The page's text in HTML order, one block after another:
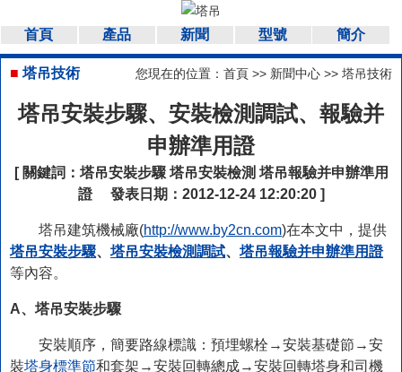
首頁 產品 新聞 型號 簡介
■ 塔吊技術 您現在的位置： 首頁 >> 新聞中心 >> 塔吊技術
塔吊安裝步驟、安裝檢測調試、報驗并
申辦準用證
[ 關鍵詞： 塔吊安裝步驟 塔吊安裝檢測 塔吊報驗并申辦準用
證發表日期：2012-12-24 12:20:20 ]
塔吊建筑機械廠(http://www.by2cn.com)在本文中，提供
塔吊安裝步驟、 塔吊安裝檢測調試、 塔吊報驗并申辦準用證
等內容。
A、塔吊安裝步驟
安裝順序，簡要路線標識：預埋螺栓→安裝基礎節→安
裝塔身標準節和套架→安裝回轉總成→安裝回轉塔身和司機